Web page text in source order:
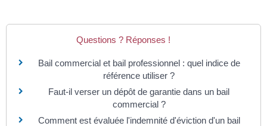
Questions ? Réponses !
Bail commercial et bail professionnel : quel indice de
référence utiliser ?
Faut-il verser un dépôt de garantie dans un bail
commercial ?
Comment est évaluée l'indemnité d'éviction d'un bail